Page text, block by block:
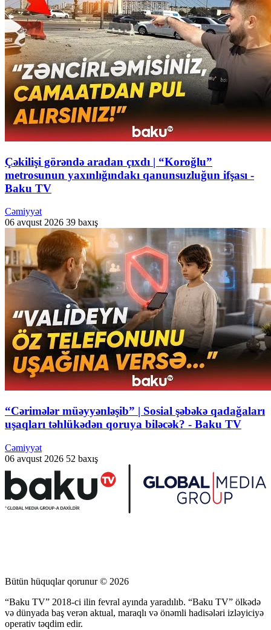
Çəkilişi görəndə aradan çıxdı | “Koroğlu”
metrosunun yaxınlığındakı qanunsuzluğun ifşası -
Baku TV
Cəmiyyət
06 avqust 2026 39 baxış
“Cərimələr müəyyənləşib” | Sosial şəbəkə qadağaları
uşaqları təhlükədən qoruya biləcək? - Baku TV
Cəmiyyət
06 avqust 2026 52 baxış
Bütün hüquqlar qorunur © 2026
“Baku TV” 2018-ci ilin fevral ayında yaradılıb. “Baku TV” ölkədə
və dünyada baş verən aktual, maraqlı və önəmli hadisələri izləyiciyə
operativ təqdim edir.